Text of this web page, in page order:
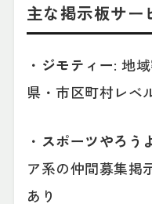
主な掲示板サー
・ ジモティー: 地
県・市区町村レベ
・ スポーツやろう
ア系の仲間募集掲
あり